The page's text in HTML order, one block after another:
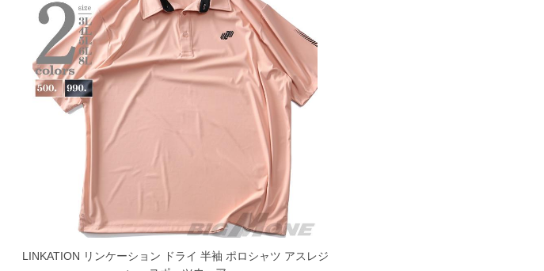
LINKATION リンケーション ドライ 半袖 ポロシャツ アスレジ